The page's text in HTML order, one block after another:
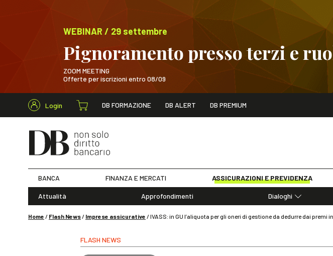
WEBINAR / 29 settembre
Pignoramento presso terzi e
ZOOM MEETING
Offerte per iscrizioni entro 08/09
WEBINAR / 29 settembre
Login DB FORMAZIONE DB ALERT DB PREMIUM
Cerca nel sito
BANCA FINANZA E MERCATI ASSICURAZIONI E PREVIDENZA
Attualità Approfondimenti
Dialoghi
Home / Flash News/ Imprese assicurative /IVASS: in GU l’aliquota per gli oneri di gestione da dedurre dai premi
FLASH NEWS